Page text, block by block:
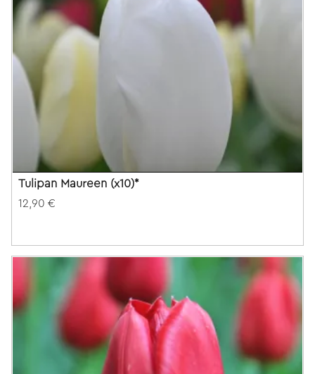
Tulipan Maureen (x10)*
12,90 €